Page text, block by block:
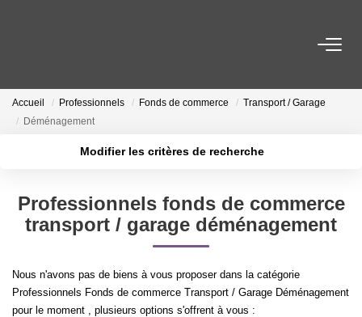
ESTIMER
NOTRE AGENCE
Nous Contacter
Accueil Professionnels Fonds de commerce
Transport / Garage
Déménagement
Modifier les critères de recherche
Type de bien
Budget max Plus de critères
Professionnels fonds de commerce
transport / garage déménagement
Nous n'avons pas de biens à vous proposer dans la catégorie
Professionnels Fonds de commerce Transport / Garage Déménagement
pour le moment , plusieurs options s'offrent à vous :